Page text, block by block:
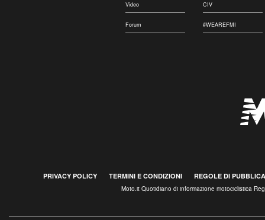
Video
Forum
CIV
#WEAREFMI
PRIVACY POLICY TERMINI E CONDIZIONI REGOLE DI
Moto.it Quotidiano di informazione motociclistica